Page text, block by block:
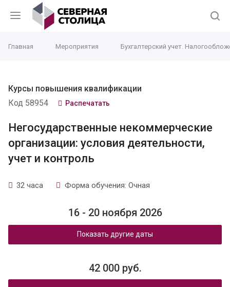
Главная Мероприятия Бухгалтерский учет.
Курсы повышения квалификации
Код 58954
Распечатать
Негосударственные некоммерческие
организации: условия деятельности,
учет и контроль
32 часа Форма обучения: Очная
16 - 20 ноября 2026
Показать другие даты
42 000 руб.